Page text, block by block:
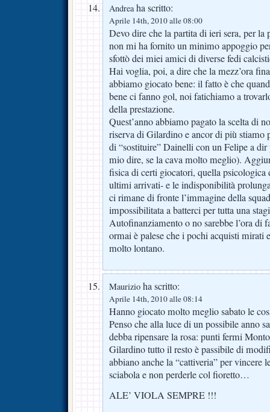
Andreaha scritto:
Aprile 14th, 2010 alle 08:00
Devo dire che la partita di ieri sera, per la
non mi ha fornito un minimo appoggio
sfottò dei miei amici di diverse fedi
Hai voglia, poi, a dire che la mezz’ora
abbiamo giocato bene: il fatto è che
bene ci fanno gol, noi fatichiamo a
della prestazione.
Quest’anno abbiamo pagato la scelta di
riserva di Gilardino e ancor di più stiamo
di “sostituire” Dainelli con un Felipe a
mio dire, se la cava molto meglio).
fisica di certi giocatori, quella
ultimi arrivati- e le indisponibilità
ci rimane di fronte l’immagine della
impossibilitata a batterci per tutta una
Autofinanziamento o no sarebbe l’ora di
ormai è palese che i pochi acquisti mirati
molto lontano.
Maurizio ha scritto:
Aprile 14th, 2010 alle 08:14
Hanno giocato molto meglio sabato le
Penso che alla luce di un possibile anno
debba ripensare la rosa: punti fermi
Gilardino tutto il resto è passibile di
abbiano anche la “cattiveria” per vincere
sciabola e non perderle col fioretto…
ALE’ VIOLA SEMPRE !!!